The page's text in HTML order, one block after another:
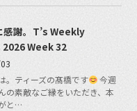
感謝。T’s Weekly
Week 32
。ティーズの髙橋です
今週
の素敵なご縁をいただき、本
と…